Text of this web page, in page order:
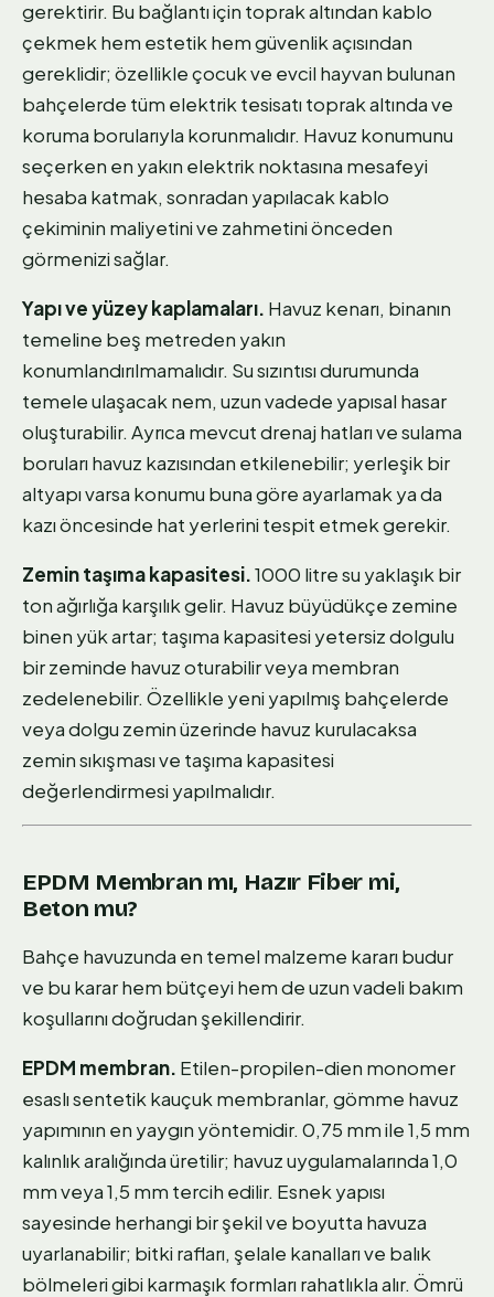
gerektirir. Bu bağlantı için toprak altından kablo
çekmek hem estetik hem güvenlik açısından
gereklidir; özellikle çocuk ve evcil hayvan bulunan
bahçelerde tüm elektrik tesisatı toprak altında ve
koruma borularıyla korunmalıdır. Havuz konumunu
seçerken en yakın elektrik noktasına mesafeyi
hesaba katmak, sonradan yapılacak kablo
çekiminin maliyetini ve zahmetini önceden
görmenizi sağlar.
Yapı ve yüzey kaplamaları. Havuz kenarı, binanın
temeline beş metreden yakın
konumlandırılmamalıdır. Su sızıntısı durumunda
temele ulaşacak nem, uzun vadede yapısal hasar
oluşturabilir. Ayrıca mevcut drenaj hatları ve sulama
boruları havuz kazısından etkilenebilir; yerleşik bir
altyapı varsa konumu buna göre ayarlamak ya da
kazı öncesinde hat yerlerini tespit etmek gerekir.
Zemin taşıma kapasitesi.1000 litre su yaklaşık bir
ton ağırlığa karşılık gelir. Havuz büyüdükçe zemine
binen yük artar; taşıma kapasitesi yetersiz dolgulu
bir zeminde havuz oturabilir veya membran
zedelenebilir. Özellikle yeni yapılmış bahçelerde
veya dolgu zemin üzerinde havuz kurulacaksa
zemin sıkışması ve taşıma kapasitesi
değerlendirmesi yapılmalıdır.
EPDM Membran mı, Hazır Fiber mi,
Beton mu?
Bahçe havuzunda en temel malzeme kararı budur
ve bu karar hem bütçeyi hem de uzun vadeli bakım
koşullarını doğrudan şekillendirir.
EPDM membran. Etilen-propilen-dien monomer
esaslı sentetik kauçuk membranlar, gömme havuz
yapımının en yaygın yöntemidir. 0,75 mm ile 1,5 mm
kalınlık aralığında üretilir; havuz uygulamalarında 1,0
mm veya 1,5 mm tercih edilir. Esnek yapısı
sayesinde herhangi bir şekil ve boyutta havuza
uyarlanabilir; bitki rafları, şelale kanalları ve balık
bölmeleri gibi karmaşık formları rahatlıkla alır. Ömrü